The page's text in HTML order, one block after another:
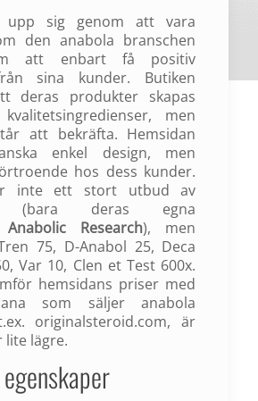
upp sig genom att vara
den anabola branschen
att enbart få positiv
sina kunder. Butiken
deras produkter skapas
men
att bekräfta. Hemsidan
enkel design, men
hos dess kunder.
inte ett stort utbud av
(bara deras egna
Anabolic Research), men
75, D-Anabol 25, Deca
Var 10, Clen et Test 600x.
hemsidans priser med
som säljer anabola
originalsteroid.com, är
lite lägre.